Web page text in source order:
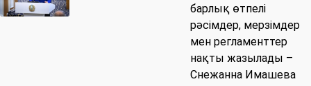
барлық өтпелі
рәсімдер, мерзімдер
мен регламенттер
нақты жазылады –
Снежанна Имашева